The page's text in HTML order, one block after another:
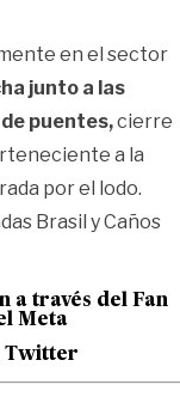
en el sector
junto a las
puentes,cierre
a la
por el lodo.
Brasil y Caños
a través del Fan
Meta
Twitter